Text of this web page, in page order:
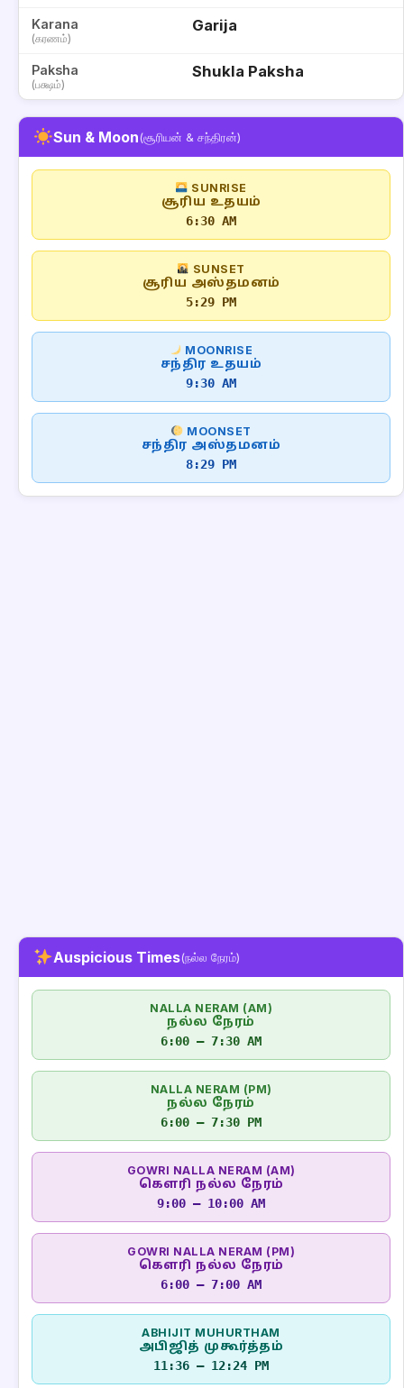
Karana
(கரணம்)
Garija
Paksha
(பக்ஷம்)
Shukla Paksha
Sun & Moon(சூரியன் & சந்திரன்)
SUNRISE
சூரிய உதயம்
6:30 AM
SUNSET
சூரிய அஸ்தமனம்
5:29 PM
MOONRISE
சந்திர உதயம்
9:30 AM
MOONSET
சந்திர அஸ்தமனம்
8:29 PM
Auspicious Times(நல்ல நேரம்)
NALLA NERAM (AM)
நல்ல நேரம்
6:00 – 7:30 AM
NALLA NERAM (PM)
நல்ல நேரம்
6:00 – 7:30 PM
GOWRI NALLA NERAM (AM)
கௌரி நல்ல நேரம்
9:00 – 10:00 AM
GOWRI NALLA NERAM (PM)
கௌரி நல்ல நேரம்
6:00 – 7:00 AM
ABHIJIT MUHURTHAM
அபிஜித் முகூர்த்தம்
11:36 – 12:24 PM